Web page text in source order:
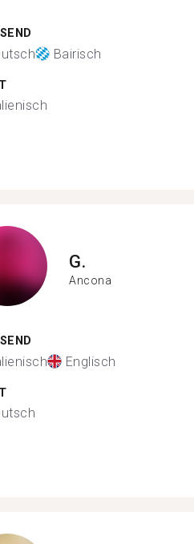
Bairisch
G.
Ancona
Englisch